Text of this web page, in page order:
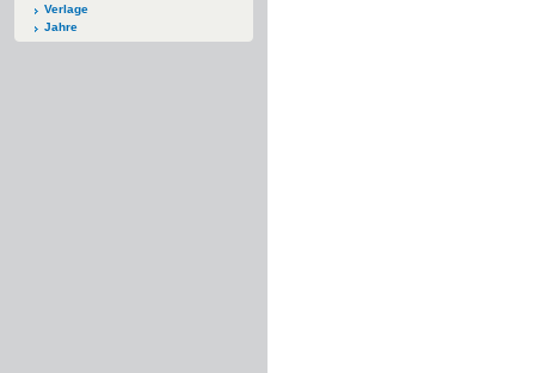
Verlage
Jahre